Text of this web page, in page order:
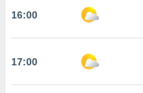
cookies
16:00
17:00